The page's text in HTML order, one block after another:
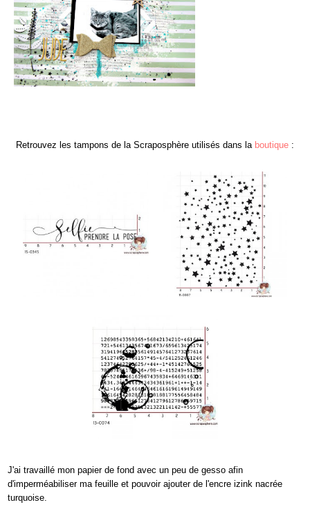
Retrouvez les tampons de la Scraposphère utilisés dans la boutique :
J'ai travaillé mon papier de fond avec un peu de gesso afin
d'imperméabiliser ma feuille et pouvoir ajouter de l'encre izink nacrée
turquoise.